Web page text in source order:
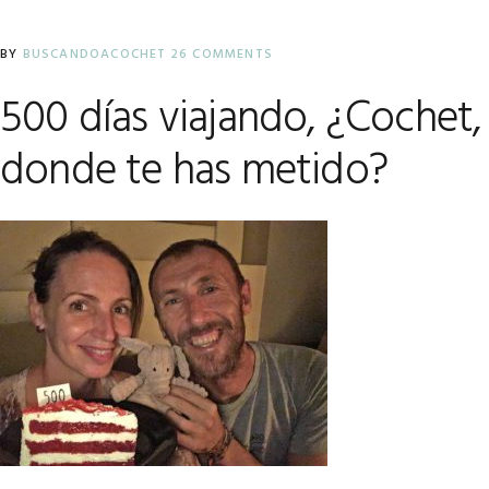
BY BUSCANDOACOCHET 26 COMMENTS
500 días viajando, ¿Cochet,
donde te has metido?